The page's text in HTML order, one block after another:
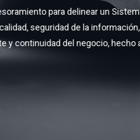
un Sistema
de la información,
negocio, hecho a
calidad,